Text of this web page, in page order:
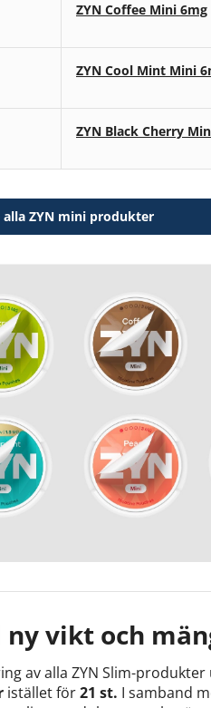
ZYN Coffee Mini 6mg
ZYN Cool Mint Mini
ZYN Black Cherry
alla ZYN mini produkter
vikt och
av alla ZYN Slim-produkter
istället för21 st. I samband